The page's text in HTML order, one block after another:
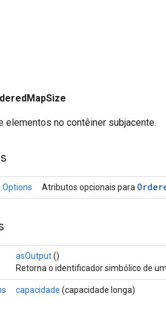
elementos no contêiner subjacente.
Atributos opcionais para
asOutput()
Retorna o identificador simbólico de
capacidade (capacidade longa)